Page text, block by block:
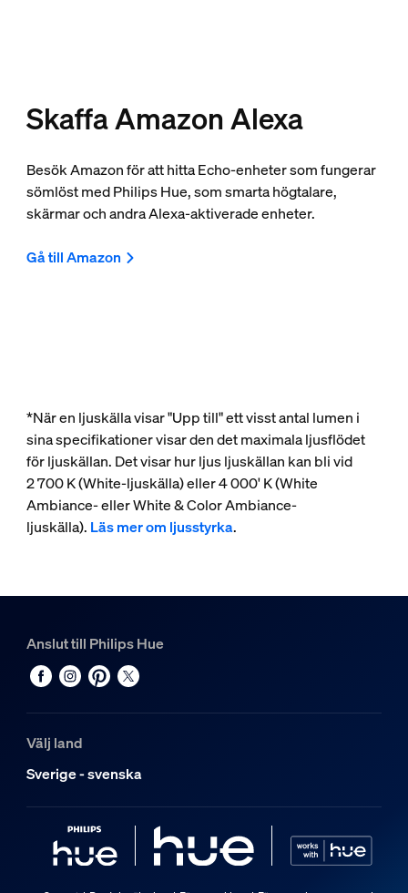
Skaffa Amazon Alexa
Besök Amazon för att hitta Echo-enheter som fungerar
sömlöst med Philips Hue, som smarta högtalare,
skärmar och andra Alexa-aktiverade enheter.
Gå till Amazon
*När en ljuskälla visar "Upp till" ett visst antal lumen i
sina specifikationer visar den det maximala ljusflödet
för ljuskällan. Det visar hur ljus ljuskällan kan bli vid
2 700 K (White-ljuskälla) eller 4 000' K (White
Ambiance- eller White & Color Ambiance-
ljuskälla). Läs mer om ljusstyrka.
Anslut till Philips Hue
Välj land
Sverige - svenska